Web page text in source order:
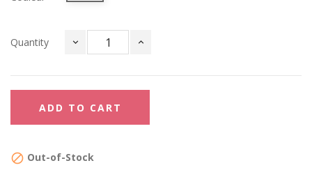
Quantity
ADD TO CART
 Out-of-Stock